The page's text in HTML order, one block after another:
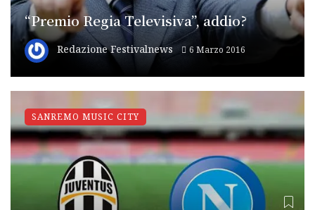
“Premio Regia Televisiva”, addio?
Redazione Festivalnews 6 Marzo 2016
SANREMO MUSIC CITY